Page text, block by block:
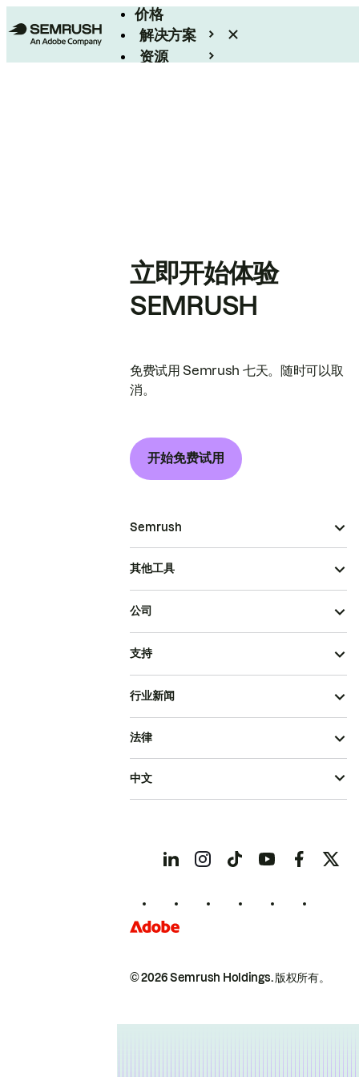
价格
解决方案
资源
立即开始体验
SEMRUSH
免费试用 Semrush 七天。随时可以取
消。
开始免费试用
Semrush
其他工具
公司
支持
行业新闻
© 2026 Semrush Holdings.版权所有。
法律
中文